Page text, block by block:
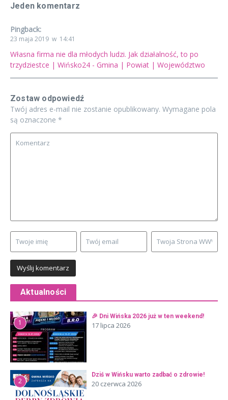
Jeden komentarz
Pingback:
23 maja 2019 w 14:41
Własna firma nie dla młodych ludzi. Jak działalność, to po
trzydziestce | Wińsko24 - Gmina | Powiat | Województwo
Zostaw odpowiedź
Twój adres e-mail nie zostanie opublikowany. Wymagane pola
są oznaczone *
Aktualności
1
🎉 Dni Wińska 2026 już w ten weekend!
17 lipca 2026
2
Dziś w Wińsku warto zadbać o zdrowie!
20 czerwca 2026